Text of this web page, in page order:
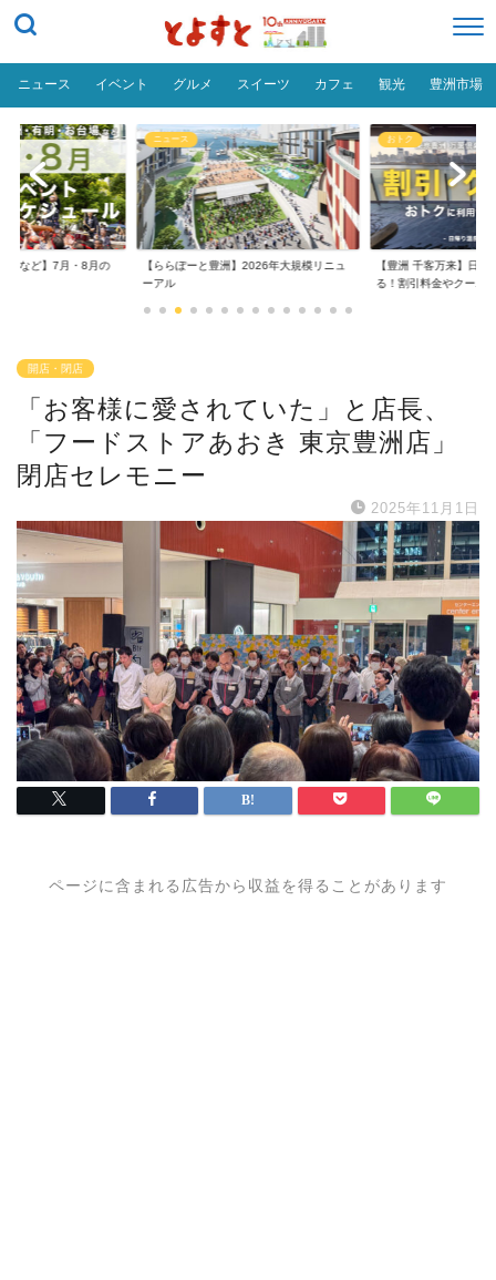
ニュース イベント グルメ スイーツ カフェ 観光 豊洲市場
場など】7月・8月の
ニュース
【ららぽーと豊洲】2026年大規模リニュ
ーアル
おトク
【豊洲 千客万来】日帰
る！割引料金やクーポ...
開店・閉店
「お客様に愛されていた」と店長、
「フードストアあおき 東京豊洲店」
閉店セレモニー
2025年11月1日
ページに含まれる広告から収益を得ることがあります